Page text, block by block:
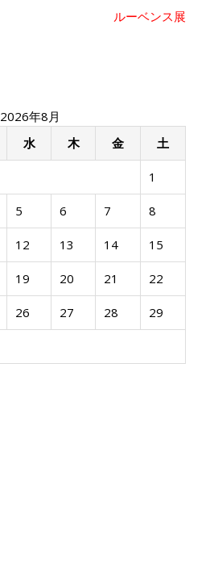
ルーベンス展
2026年8月
水 木 金 土
1
5 6 7 8
12 13 14 15
19 20 21 22
26 27 28 29